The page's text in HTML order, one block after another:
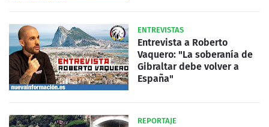
ENTREVISTAS
Entrevista a Roberto
Vaquero: "La soberanía de
Gibraltar debe volver a
España"
REPORTAJE